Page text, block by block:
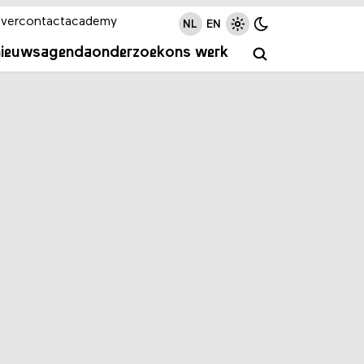
agendaonderzoekons werk
contact academy NL EN